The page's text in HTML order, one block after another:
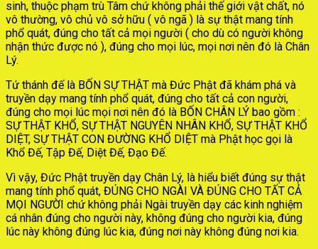
sinh, thuộc phạm trù Tâm chứ không phải thế giới vật chất, nó
vô thường, vô chủ vô sở hữu ( vô ngã ) là sự thật mang tính
phổ quát, đúng cho tất cả mọi người ( cho dù có người không
nhận thức được nó ), đúng cho mọi lúc, mọi nơi nên đó là Chân
Lý.
Tứ thánh đế là BỐN SỰ THẬT mà Đức Phật đã khám phá và
truyền dạy mang tính phổ quát, đúng cho tất cả con người,
đúng cho mọi lúc mọi nơi nên đó là BỐN CHÂN LÝ bao gồm :
SỰ THẬT KHỔ, SỰ THẬT NGUYÊN NHÂN KHỔ, SỰ THẬT KHỔ
DIỆT, SỰ THẬT CON ĐƯỜNG KHỔ DIỆT mà Phật học gọi là
Khổ Đế, Tập Đế, Diệt Đế, Đạo Đế.
Vì vậy, Đức Phật truyền dạy Chân Lý, là hiểu biết đúng sự thật
mang tính phổ quát, ĐÚNG CHO NGÀI VÀ ĐÚNG CHO TẤT CẢ
MỌI NGƯỜI chứ không phải Ngài truyền dạy các kinh nghiệm
cá nhân đúng cho người này, không đúng cho người kia, đúng
lúc này không đúng lúc kia, đúng nơi này không đúng nơi kia.